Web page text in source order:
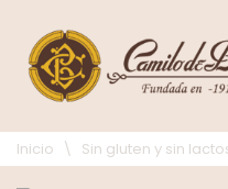
Inicio \ Sin gluten y sin